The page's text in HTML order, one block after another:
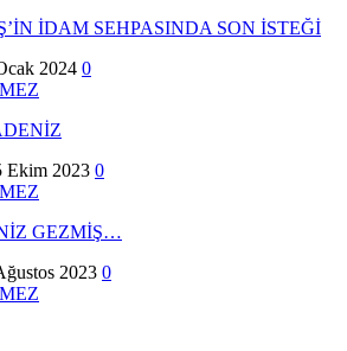
İDAM SEHPASINDA SON İSTEĞİ
2024 0
Ekim 2023 0
GEZMİŞ…
2023 0